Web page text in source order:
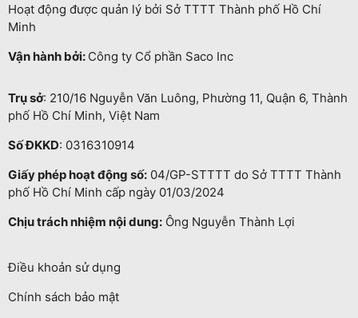
Hoạt động được quản lý bởi Sở TTTT Thành phố Hồ Chí
Minh
Vận hành bởi: Công ty Cổ phần Saco Inc
Trụ sở: 210/16 Nguyễn Văn Luông, Phường 11, Quận 6, Thành
phố Hồ Chí Minh, Việt Nam
Số ĐKKD: 0316310914
Giấy phép hoạt động số: 04/GP-STTTT do Sở TTTT Thành
phố Hồ Chí Minh cấp ngày 01/03/2024
Chịu trách nhiệm nội dung: Ông Nguyễn Thành Lợi
Điều khoản sử dụng
Chính sách bảo mật